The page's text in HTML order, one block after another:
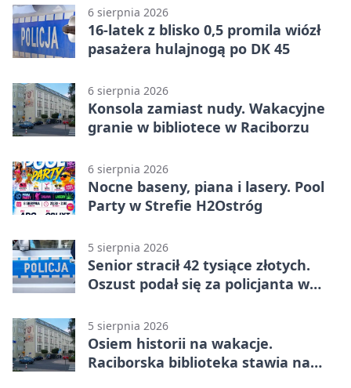
6 sierpnia 2026
16-latek z blisko 0,5 promila wiózł
pasażera hulajnogą po DK 45
6 sierpnia 2026
Konsola zamiast nudy. Wakacyjne
granie w bibliotece w Raciborzu
6 sierpnia 2026
Nocne baseny, piana i lasery. Pool
Party w Strefie H2Ostróg
5 sierpnia 2026
Senior stracił 42 tysiące złotych.
Oszust podał się za policjanta w
5 sierpnia 2026
Osiem historii na wakacje.
Raciborska biblioteka stawia na